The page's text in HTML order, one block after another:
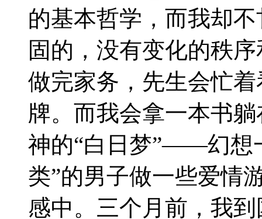
的基本哲学，而我却
固的，没有变化的秩
做完家务，先生会忙
牌。而我会拿一本书
神的“白日梦”——幻
类”的男子做一些爱情
感中。三个月前，我